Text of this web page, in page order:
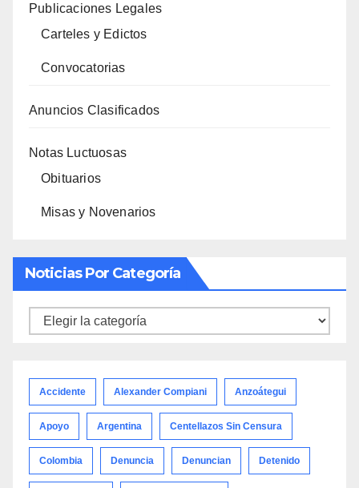
Publicaciones Legales
Carteles y Edictos
Convocatorias
Anuncios Clasificados
Notas Luctuosas
Obituarios
Misas y Novenarios
Noticias Por Categoría
Noticias
Accidente Alexander Compiani Anzoátegui
Apoyo Argentina Centellazos Sin Censura
Colombia Denuncia Denuncian Detenido